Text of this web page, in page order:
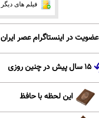
فیلم های دیگر
عضویت در اینستاگرام عصر ایران
۱۵ سال پیش در چنین روزی
این لحظه با حافظ